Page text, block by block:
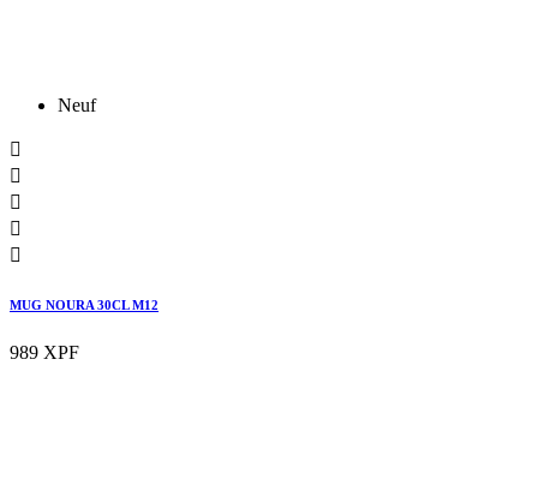
Neuf





MUG NOURA 30CL M12
989 XPF